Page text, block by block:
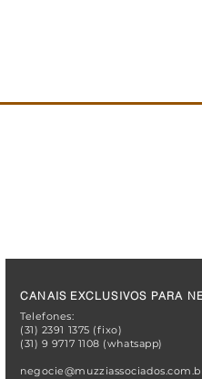
CANAIS EXCLUSIVOS PARA
Telefones:
(31) 2391 1375 (fixo)
(31) 9 9717 1108 (whatsapp)